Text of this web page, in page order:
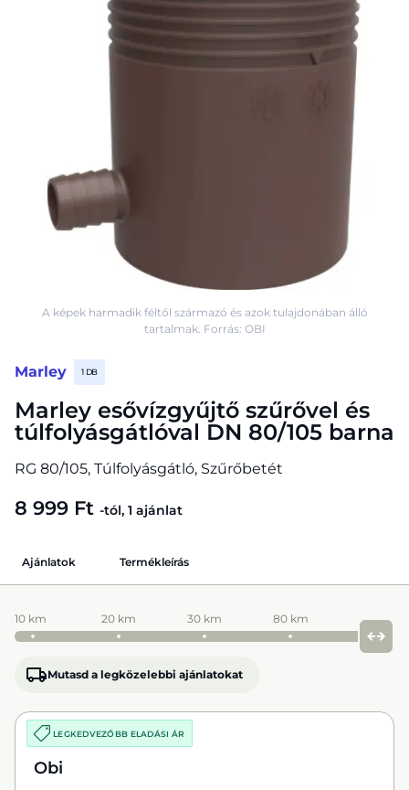
Marley 1 DB
Marley esővízgyűjtő szűrővel és
túlfolyásgátlóval DN 80/105 barna
RG 80/105, Túlfolyásgátló, Szűrőbetét
8 999 Ft -tól, 1 ajánlat
A képek harmadik féltől származó és azok tulajdonában álló
tartalmak. Forrás: OBI
Ajánlatok Termékleírás
10 km 20 km 30 km 80 km
Mutasd a legközelebbi ajánlatokat
LEGKEDVEZŐBB ELADÁSI ÁR
Obi